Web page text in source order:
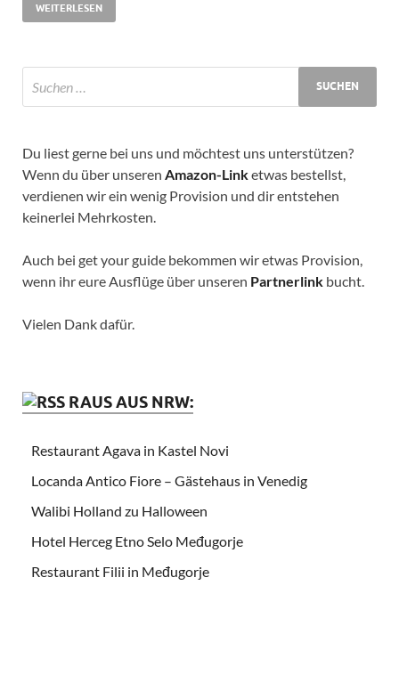
WEITERLESEN
Du liest gerne bei uns und möchtest uns unterstützen?
Wenn du über unseren Amazon-Linketwas bestellst,
verdienen wir ein wenig Provision und dir entstehen
keinerlei Mehrkosten.
Auch bei get your guide bekommen wir etwas Provision,
wenn ihr eure Ausflüge über unseren Partnerlink bucht.
Vielen Dank dafür.
RAUS AUS NRW:
Restaurant Agava in Kastel Novi
Locanda Antico Fiore – Gästehaus in Venedig
Walibi Holland zu Halloween
Hotel Herceg Etno Selo Međugorje
Restaurant Filii in Međugorje